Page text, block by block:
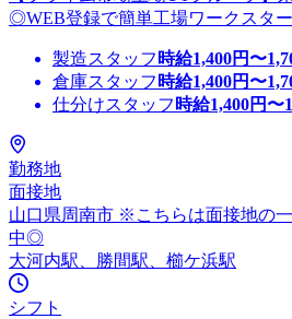
◎WEB登録で簡単工場ワークスター
製造スタッフ 時給1,400円〜
倉庫スタッフ 時給1,400円〜
仕分けスタッフ 時給1,400円〜
勤務地
面接地
山口県周南市 ※こちらは面接地の
中◎
大河内駅、勝間駅、櫛ケ浜駅
シフト